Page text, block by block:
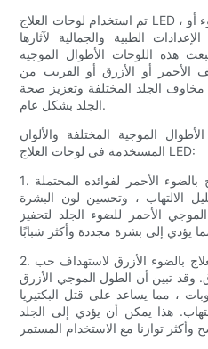
تم استخدام لوحات العلاج LED ، والمعروفة أيضًا باسم العلاج بالضوء أو
الطبية والجمالية لآثارها
هذه اللوحات الأطوال الموجية
الأحمر أو الأزرق أو القريب من
الجلد المختلفة وتعزيز صحة
الجلد بشكل عام.
الموجية المختلفة والألوان
المستخدمة في لوحات العلاج LED:
1. الضوء الأحمر: تمت دراسة العلاج بالضوء الأحمر لفوائده المحتملة
الالتهاب ، وتحسين لون البشرة
الأحمر للضوء الجلد لتحفيز
2. الضوء الأزرق: غالبًا ما يستخدم العلاج بالضوء الأزرق لاستهداف حب
وقد تبين أن الطول الموجي الأزرق
، مما يساعد على قتل البكتيريا
هذا يمكن أن يؤدي إلى الجلد